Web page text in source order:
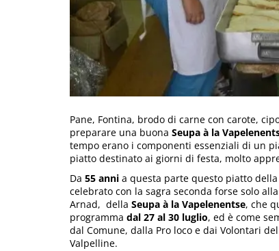
Pane, Fontina, brodo di carne con carote,
preparare una buona Seupa à la
tempo erano i componenti essenziali di un
piatto destinato ai giorni di festa, molto
Da 55 anni a questa parte questo piatto
celebrato con la sagra seconda forse solo
Arnad, della Seupa à la Vapelenentse, che
programma dal 27 al 30 luglio, ed è come
dal Comune, dalla Pro loco e dai Volontari
Valpelline.